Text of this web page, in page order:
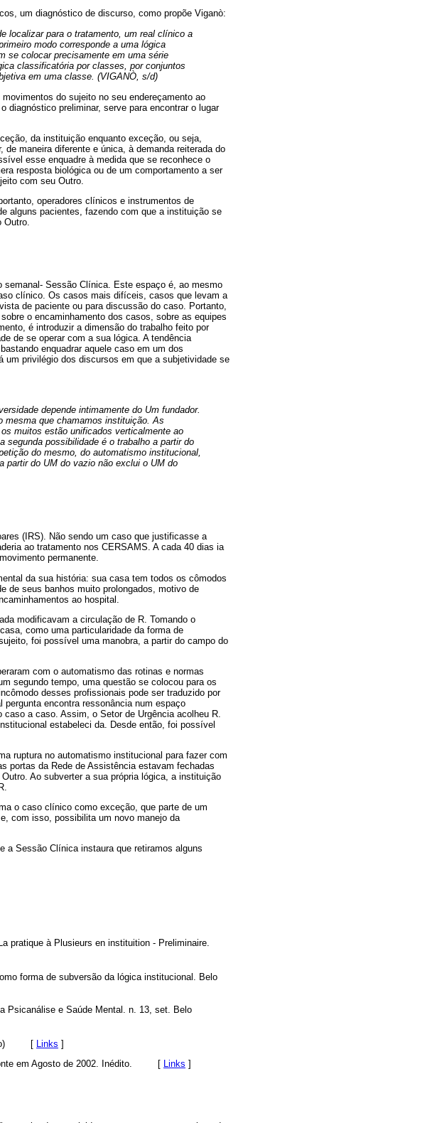
um diagnóstico de discurso, como propõe Viganò:
localizar para o tratamento, um real clínico a
modo corresponde a uma lógica
se colocar precisamente em uma série
classificatória por classes, por conjuntos
em uma classe. (VIGANÒ, s/d)
do sujeito no seu endereçamento ao
diagnóstico preliminar, serve para encontrar o lugar
da instituição enquanto exceção, ou seja,
maneira diferente e única, à demanda reiterada do
esse enquadre à medida que se reconhece o
resposta biológica ou de um comportamento a ser
com seu Outro.
operadores clínicos e instrumentos de
alguns pacientes, fazendo com que a instituição se
Outro.
Sessão Clínica. Este espaço é, ao mesmo
clínico. Os casos mais difíceis, casos que levam a
de paciente ou para discussão do caso. Portanto,
o encaminhamento dos casos, sobre as equipes
é introduzir a dimensão do trabalho feito por
de se operar com a sua lógica. A tendência
enquadrar aquele caso em um dos
privilégio dos discursos em que a subjetividade se
depende intimamente do Um fundador.
mesma que chamamos instituição. As
muitos estão unificados verticalmente ao
segunda possibilidade é o trabalho a partir do
do mesmo, do automatismo institucional,
partir do UM do vazio não exclui o UM do
(IRS). Não sendo um caso que justificasse a
ao tratamento nos CERSAMS. A cada 40 dias ia
permanente.
da sua história: sua casa tem todos os cômodos
de seus banhos muito prolongados, motivo de
ao hospital.
modificavam a circulação de R. Tomando o
como uma particularidade da forma de
foi possível uma manobra, a partir do campo do
com o automatismo das rotinas e normas
segundo tempo, uma questão se colocou para os
desses profissionais pode ser traduzido por
encontra ressonância num espaço
a caso. Assim, o Setor de Urgência acolheu R.
estabeleci da. Desde então, foi possível
ruptura no automatismo institucional para fazer com
portas da Rede de Assistência estavam fechadas
Ao subverter a sua própria lógica, a instituição
o caso clínico como exceção, que parte de um
com isso, possibilita um novo manejo da
a Sessão Clínica instaura que retiramos alguns
pratique à Plusieurs en instituition - Preliminaire.
forma de subversão da lógica institucional. Belo
Psicanálise e Saúde Mental. n. 13, set. Belo
[ Links ]
em Agosto de 2002. Inédito.
[ Links ]